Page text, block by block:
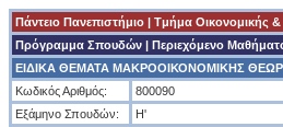
Πάντειο Πανεπιστήμιο | Tμήμα Οικονομικής &
Πρόγραμμα Σπουδών | Περιεχόμενο
ΕΙΔΙΚΑ ΘΕΜΑΤΑ ΜΑΚΡΟΟΙΚΟΝΟΜΙΚΗΣ
Κωδικός Αριθμός:
800090
Εξάμηνο Σπουδών:
Η'